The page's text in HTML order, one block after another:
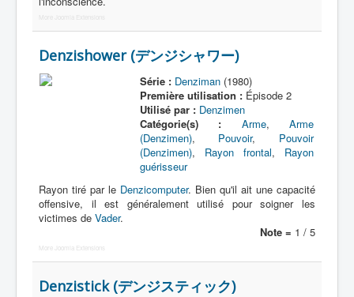
[]
Membres
Denzispark
More Joomla Extensions
Denzishower (デンジシャワー)
Série : Denziman(1980)
Première utilisation :Épisode 2
Utilisé par : Denzimen
Catégorie(s) :
Arme,Arme
(Denzimen), Pouvoir, Pouvoir
(Denzimen), Rayon frontal, Rayon
guérisseur
Rayon tiré par le Denzicomputer. Bien qu'il ait une capacité
offensive, il est généralement utilisé pour soigner les
victimes de Vader.
Note = 1 / 5
More Joomla Extensions
Denzistick (デンジスティック)